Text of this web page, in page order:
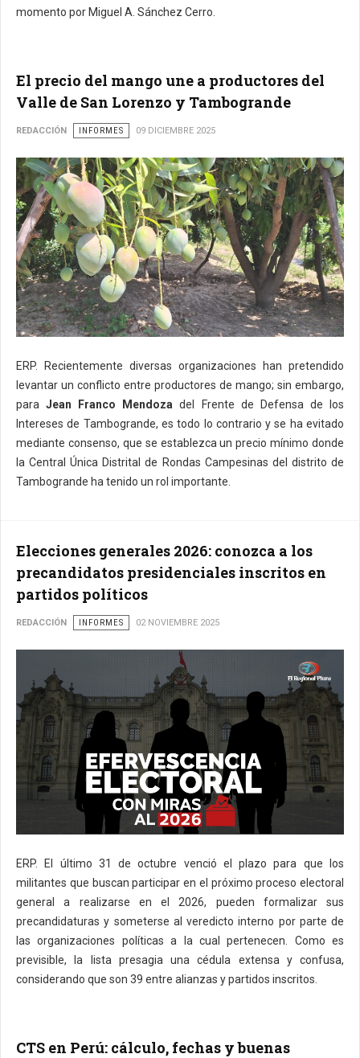
momento por Miguel A. Sánchez Cerro.
El precio del mango une a productores del
Valle de San Lorenzo y Tambogrande
REDACCIÓN INFORMES 09 DICIEMBRE 2025
ERP. Recientemente diversas organizaciones han pretendido
levantar un conflicto entre productores de mango; sin embargo,
paraJean Franco Mendoza del Frente de Defensa de los
Intereses de Tambogrande, es todo lo contrario y se ha evitado
mediante consenso, que se establezca un precio mínimo donde
la Central Única Distrital de Rondas Campesinas del distrito de
Tambogrande ha tenido un rol importante.
Elecciones generales 2026: conozca a los
precandidatos presidenciales inscritos en
partidos políticos
REDACCIÓN INFORMES 02 NOVIEMBRE 2025
ERP. El último 31 de octubre venció el plazo para que los
militantes que buscan participar en el próximo proceso electoral
general a realizarse en el 2026, pueden formalizar sus
precandidaturas y someterse al veredicto interno por parte de
las organizaciones políticas a la cual pertenecen. Como es
previsible, la lista presagia una cédula extensa y confusa,
considerando que son 39 entre alianzas y partidos inscritos.
CTS en Perú: cálculo, fechas y buenas